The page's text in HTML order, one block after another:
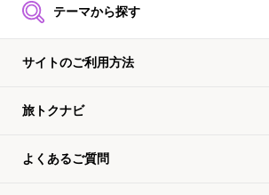
テーマから探す
サイトのご利用方法
旅トクナビ
よくあるご質問